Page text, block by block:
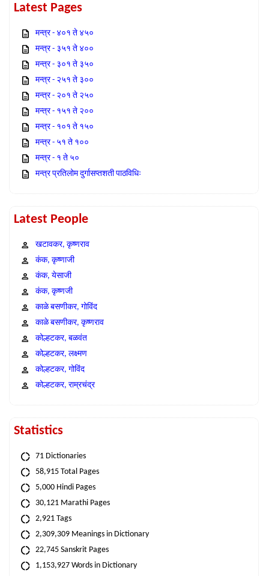
Latest Pages
मन्त्र - ४०१ ते ४५०
मन्त्र - ३५१ ते ४००
मन्त्र - ३०१ ते ३५०
मन्त्र - २५१ ते ३००
मन्त्र - २०१ ते २५०
मन्त्र - १५१ ते २००
मन्त्र - १०१ ते १५०
मन्त्र - ५१ ते १००
मन्त्र - १ ते ५०
मन्त्र प्रतिलोम दुर्गासप्तशती पाठविधिः
Latest People
खटावकर, कृष्णराव
कंक, कृष्णाजी
कंक, येसाजी
कंक, कृष्णजी
काळे बसणीकर, गोविंद
काळे बसणीकर, कृष्णराव
कोल्हटकर, बळवंत
कोल्हटकर, लक्ष्मण
कोल्हटकर, गोविंद
कोल्हटकर, राम्रचंद्र
Statistics
71 Dictionaries
58,915 Total Pages
5,000 Hindi Pages
30,121 Marathi Pages
2,921 Tags
2,309,309 Meanings in Dictionary
22,745 Sanskrit Pages
1,153,927 Words in Dictionary